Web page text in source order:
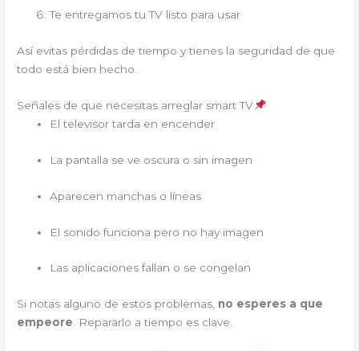
Te entregamos tu TV listo para usar
Así evitas pérdidas de tiempo y tienes la seguridad de que
todo está bien hecho.
Señales de que necesitas arreglar smart TV
El televisor tarda en encender
La pantalla se ve oscura o sin imagen
Aparecen manchas o líneas
El sonido funciona pero no hay imagen
Las aplicaciones fallan o se congelan
Si notas alguno de estos problemas, no esperes a que
empeore. Repararlo a tiempo es clave.